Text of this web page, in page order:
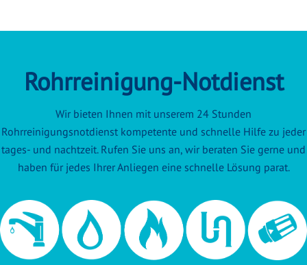
Rohrreinigung-Notdienst
Wir bieten Ihnen mit unserem 24 Stunden
Rohrreinigungsnotdienst kompetente und schnelle Hilfe zu jeder
tages- und nachtzeit. Rufen Sie uns an, wir beraten Sie gerne und
haben für jedes Ihrer Anliegen eine schnelle Lösung parat.